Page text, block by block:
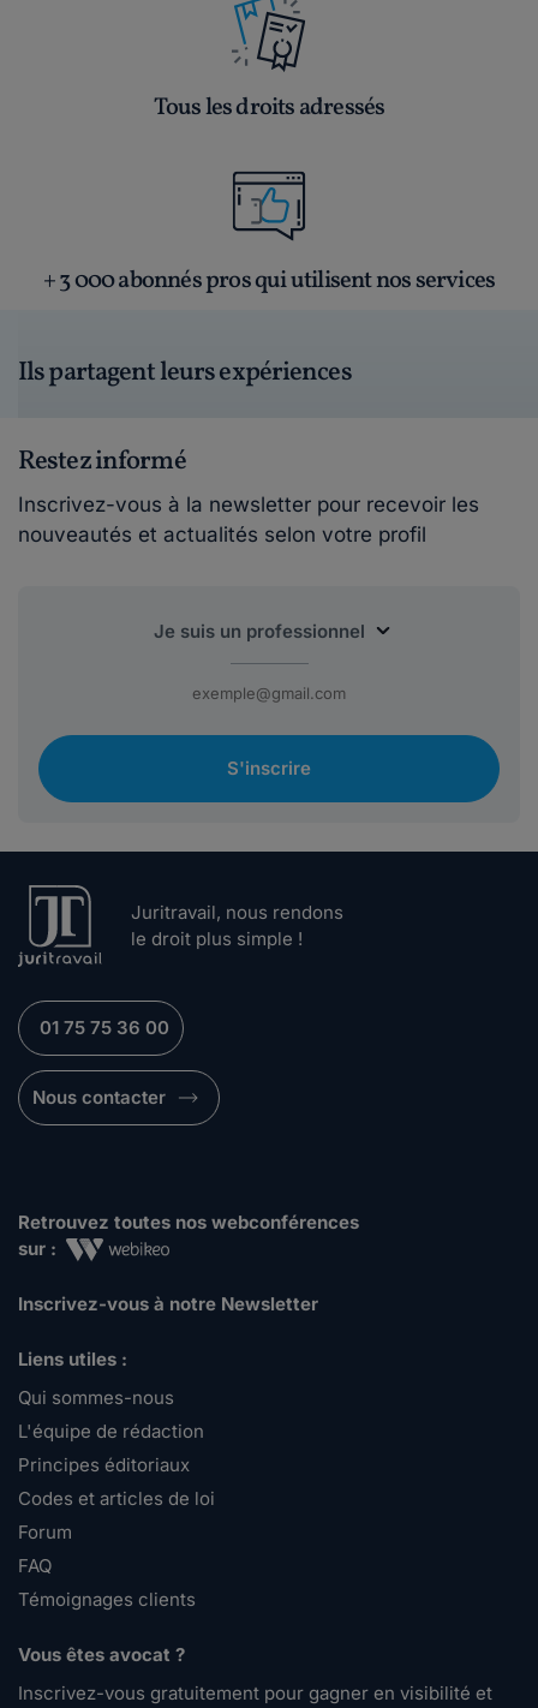
Tous les droits adressés
+ 3 000 abonnés pros qui utilisent nos services
Ils partagent leurs expériences
Restez informé
Inscrivez-vous à la newsletter pour recevoir les
nouveautés et actualités selon votre profil
S'inscrire
Juritravail, nous rendons
le droit plus simple !
01 75 75 36 00
Nous contacter
Retrouvez toutes nos webconférences
sur :
Inscrivez-vous à notre Newsletter
Liens utiles :
Qui sommes-nous
L'équipe de rédaction
Principes éditoriaux
Codes et articles de loi
Forum
FAQ
Témoignages clients
Vous êtes avocat ?
Inscrivez-vous gratuitement pour gagner en visibilité et